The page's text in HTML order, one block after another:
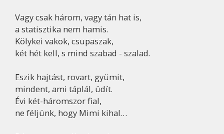
Vagy csak három, vagy tán hat is,
a statisztika nem hamis.
Kölykei vakok, csupaszak,
két hét kell, s mind szabad - szalad.
Eszik hajtást, rovart, gyümit,
mindent, ami táplál, üdít.
Évi két-háromszor fial,
ne féljünk, hogy Mimi kihal…